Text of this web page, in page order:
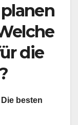
die
besten